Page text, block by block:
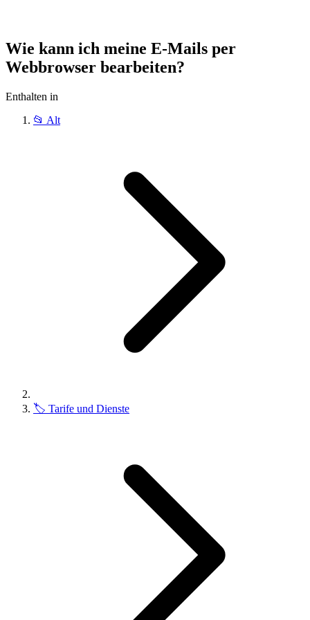
Wie kann ich meine E-Mails per
Webbrowser bearbeiten?
Enthalten in
📂 Alt
🏷️ Tarife und Dienste